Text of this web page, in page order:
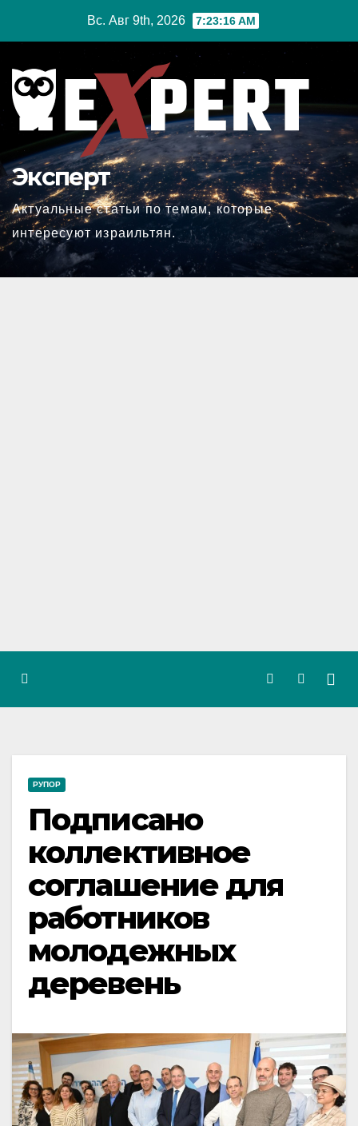
Вс. Авг 9th, 2026 7:23:17 AM
Эксперт
Актуальные статьи по темам, которые
интересуют израильтян.
РУПОР
Подписано
коллективное
соглашение для
работников
молодежных
деревень